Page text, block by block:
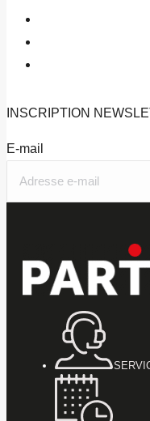
INSCRIPTION
E-mail